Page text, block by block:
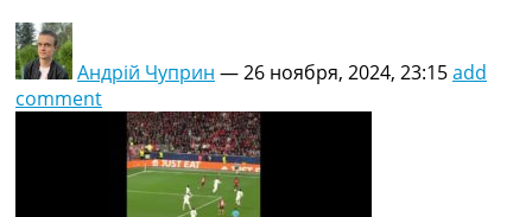
Андрій Чуприн —26 ноября, 2024, 23:15add
comment